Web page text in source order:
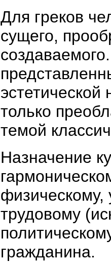
Для греков
сущего,
только
темой
Назначение
трудовому
гражданина.